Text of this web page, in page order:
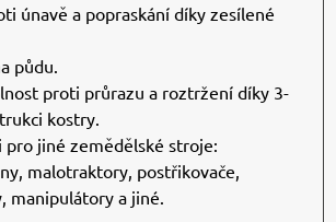
únavě a popraskání díky zesílené
půdu.
proti průrazu a roztržení díky 3-
kostry.
pro jiné zemědělské stroje:
malotraktory, postřikovače,
manipulátory a jiné.